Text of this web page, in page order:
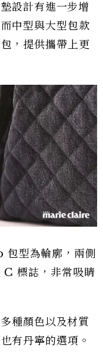
設計有進一步增
中型與大型包款
，提供攜帶上更
型為輪廓，兩側
C 標誌，非常吸睛
種顏色以及材質
有丹寧的選項。